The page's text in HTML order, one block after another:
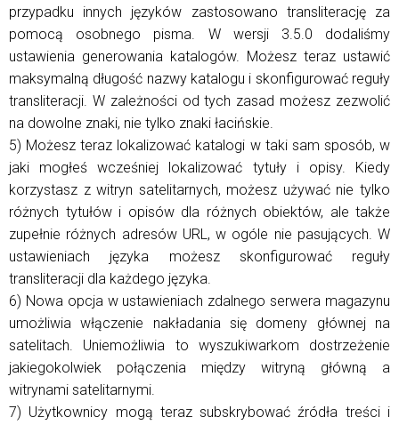
przypadku innych języków zastosowano transliterację za
pomocą osobnego pisma. W wersji 3.5.0 dodaliśmy
ustawienia generowania katalogów. Możesz teraz ustawić
maksymalną długość nazwy katalogu i skonfigurować reguły
transliteracji. W zależności od tych zasad możesz zezwolić
na dowolne znaki, nie tylko znaki łacińskie.
5) Możesz teraz lokalizować katalogi w taki sam sposób, w
jaki mogłeś wcześniej lokalizować tytuły i opisy. Kiedy
korzystasz z witryn satelitarnych, możesz używać nie tylko
różnych tytułów i opisów dla różnych obiektów, ale także
zupełnie różnych adresów URL, w ogóle nie pasujących. W
ustawieniach języka możesz skonfigurować reguły
transliteracji dla każdego języka.
6) Nowa opcja w ustawieniach zdalnego serwera magazynu
umożliwia włączenie nakładania się domeny głównej na
satelitach. Uniemożliwia to wyszukiwarkom dostrzeżenie
jakiegokolwiek połączenia między witryną główną a
witrynami satelitarnymi.
7) Użytkownicy mogą teraz subskrybować źródła treści i